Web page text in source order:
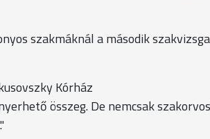
szakmáknál a második
Kórház
összeg. De nemcsak